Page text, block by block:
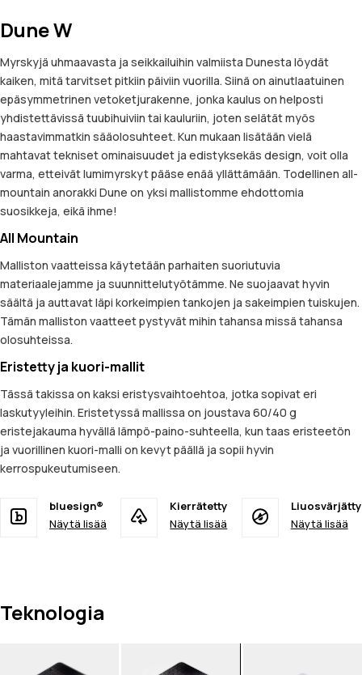
Dune W
Myrskyjä uhmaavasta ja seikkailuihin valmiista Dunesta löydät
kaiken, mitä tarvitset pitkiin päiviin vuorilla. Siinä on ainutlaatuinen
epäsymmetrinen vetoketjurakenne, jonka kaulus on helposti
yhdistettävissä tuubihuiviin tai kauluriin, joten selätät myös
haastavimmatkin sääolosuhteet. Kun mukaan lisätään vielä
mahtavat tekniset ominaisuudet ja edistyksekäs design, voit olla
varma, etteivät lumimyrskyt pääse enää yllättämään. Todellinen all-
mountain anorakki Dune on yksi mallistomme ehdottomia
suosikkeja, eikä ihme!
All Mountain
Malliston vaatteissa käytetään parhaiten suoriutuvia
materiaalejamme ja suunnittelutyötämme. Ne suojaavat hyvin
säältä ja auttavat läpi korkeimpien tankojen ja sakeimpien tuiskujen.
Tämän malliston vaatteet pystyvät mihin tahansa missä tahansa
olosuhteissa.
Eristetty ja kuori-mallit
Tässä takissa on kaksi eristysvaihtoehtoa, jotka sopivat eri
laskutyyleihin. Eristetyssä mallissa on joustava 60/40 g
eristejakauma hyvällä lämpö-paino-suhteella, kun taas eristeetön
ja vuorillinen kuori-malli on kevyt päällä ja sopii hyvin
kerrospukeutumiseen.
bluesign®
Näytä lisää
Kierrätetty
Näytä lisää
Liuosvärjätty
Näytä lisää
Teknologia